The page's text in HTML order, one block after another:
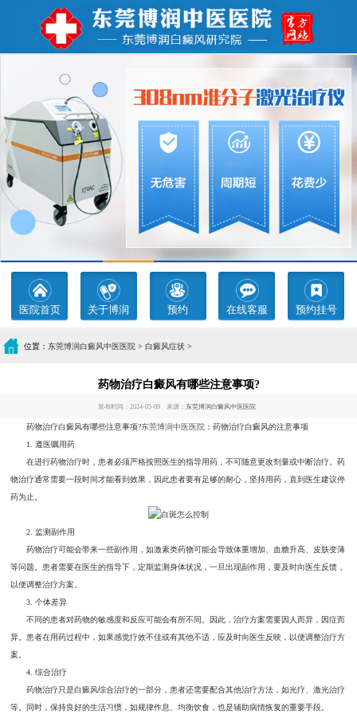
医院首页 关于博润 预约 在线客服 预约挂号
位置： 东莞博润白癜风中医医院 > 白癜风症状 >
药物治疗白癜风有哪些注意事项?
发布时间：2024-05-09 来源： 东莞博润白癜风中医医院
药物治疗白癜风有哪些注意事项?东莞博润中医医院 ：药物治疗白癜风的注意事项
1. 遵医嘱用药
在进行药物治疗时，患者必须严格按照医生的指导用药，不可随意更改剂量或中断治疗。药
物治疗通常需要一段时间才能看到效果，因此患者要有足够的耐心，坚持用药，直到医生建议停
药为止。
2. 监测副作用
药物治疗可能会带来一些副作用，如激素类药物可能会导致体重增加、血糖升高、皮肤变薄
等问题。患者需要在医生的指导下，定期监测身体状况，一旦出现副作用，要及时向医生反馈，
以便调整治疗方案。
3. 个体差异
不同的患者对药物的敏感度和反应可能会有所不同。因此，治疗方案需要因人而异，因症而
异。患者在用药过程中，如果感觉疗效不佳或有其他不适，应及时向医生反映，以便调整治疗方
案。
4. 综合治疗
药物治疗只是白癜风综合治疗的一部分，患者还需要配合其他治疗方法，如光疗、激光治疗
等。同时，保持良好的生活习惯，如规律作息、均衡饮食，也是辅助病情恢复的重要手段。